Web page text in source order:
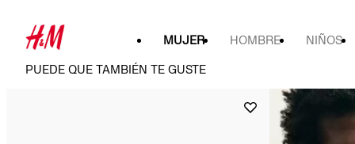
MUJER HOMBRE NIÑOS
PUEDE QUE TAMBIÉN TE GUSTE